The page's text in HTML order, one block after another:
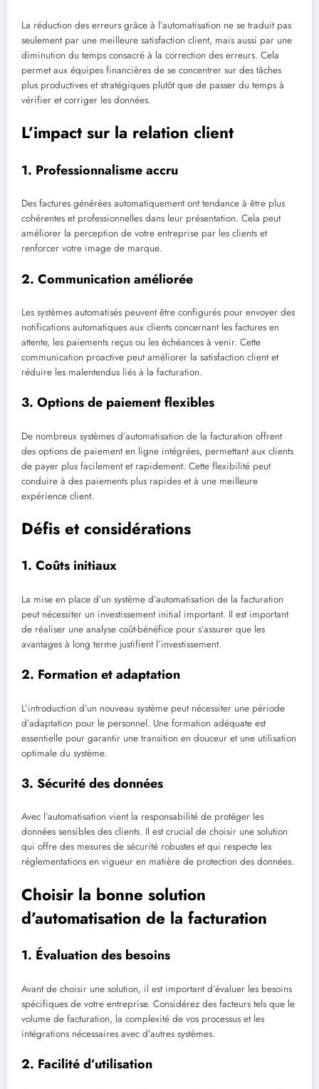
La réduction des erreurs grâce à l’automatisation ne se traduit pas
seulement par une meilleure satisfaction client, mais aussi par une
diminution du temps consacré à la correction des erreurs. Cela
permet aux équipes financières de se concentrer sur des tâches
plus productives et stratégiques plutôt que de passer du temps à
vérifier et corriger les données.
L’impact sur la relation client
1. Professionnalisme accru
Des factures générées automatiquement ont tendance à être plus
cohérentes et professionnelles dans leur présentation. Cela peut
améliorer la perception de votre entreprise par les clients et
renforcer votre image de marque.
2. Communication améliorée
Les systèmes automatisés peuvent être configurés pour envoyer des
notifications automatiques aux clients concernant les factures en
attente, les paiements reçus ou les échéances à venir. Cette
communication proactive peut améliorer la satisfaction client et
réduire les malentendus liés à la facturation.
3. Options de paiement flexibles
De nombreux systèmes d’automatisation de la facturation offrent
des options de paiement en ligne intégrées, permettant aux clients
de payer plus facilement et rapidement. Cette flexibilité peut
conduire à des paiements plus rapides et à une meilleure
expérience client.
Défis et considérations
1. Coûts initiaux
La mise en place d’un système d’automatisation de la facturation
peut nécessiter un investissement initial important. Il est important
de réaliser une analyse coût-bénéfice pour s’assurer que les
avantages à long terme justifient l’investissement.
2. Formation et adaptation
L’introduction d’un nouveau système peut nécessiter une période
d’adaptation pour le personnel. Une formation adéquate est
essentielle pour garantir une transition en douceur et une utilisation
optimale du système.
3. Sécurité des données
Avec l’automatisation vient la responsabilité de protéger les
données sensibles des clients. Il est crucial de choisir une solution
qui offre des mesures de sécurité robustes et qui respecte les
réglementations en vigueur en matière de protection des données.
Choisir la bonne solution
d’automatisation de la facturation
1. Évaluation des besoins
Avant de choisir une solution, il est important d’évaluer les besoins
spécifiques de votre entreprise. Considérez des facteurs tels que le
volume de facturation, la complexité de vos processus et les
intégrations nécessaires avec d’autres systèmes.
2. Facilité d’utilisation